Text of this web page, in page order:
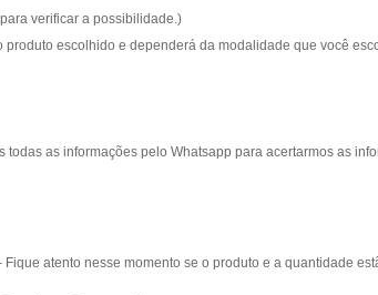
para verificar a possibilidade.)
produto escolhido e dependerá da modalidade que você
as informações pelo Whatsapp para acertarmos as
atento nesse momento se o produto e a quantidade